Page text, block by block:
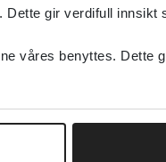
gir verdifull innsikt
våres benyttes. Dette